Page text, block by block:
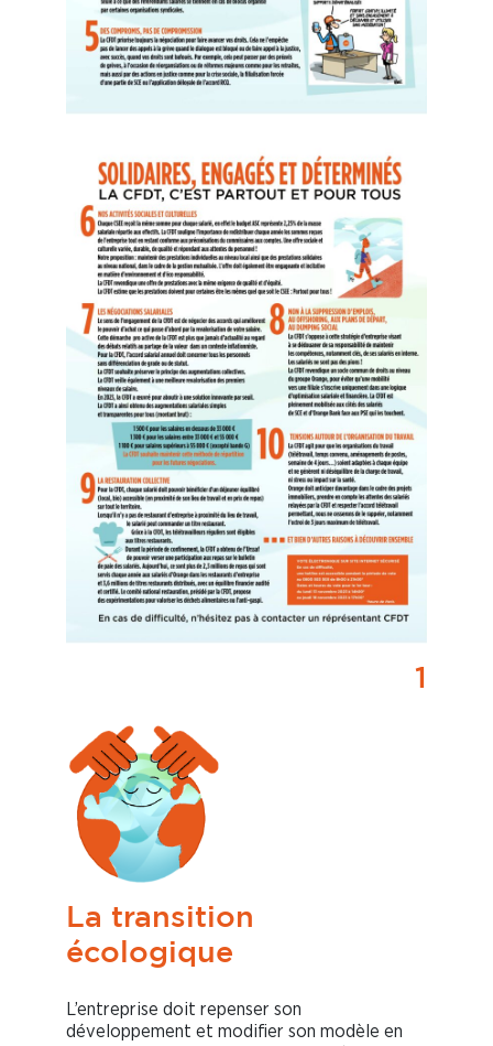
1
La transition
écologique
L’entreprise doit repenser son
développement et modifier son modèle en